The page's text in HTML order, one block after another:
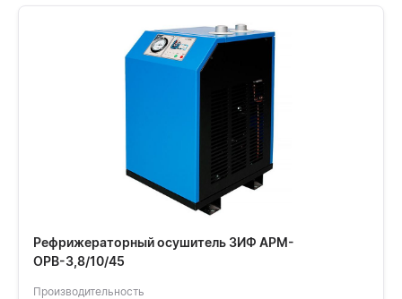
Рефрижераторный осушитель ЗИФ АРМ-
ОРВ-3,8/10/45
Производительность